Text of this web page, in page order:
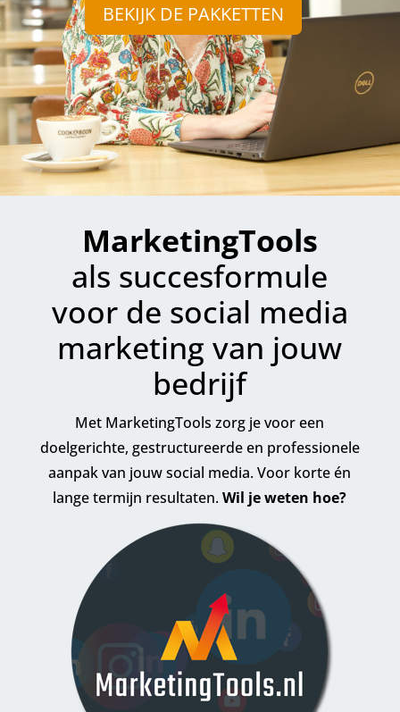
BEKIJK DE PAKKETTEN
MarketingTools
als succesformule
voor de social media
marketing van jouw
bedrijf
Met MarketingTools zorg je voor een
doelgerichte, gestructureerde en professionele
aanpak van jouw social media. Voor korte én
lange termijn resultaten.Wil je weten hoe?